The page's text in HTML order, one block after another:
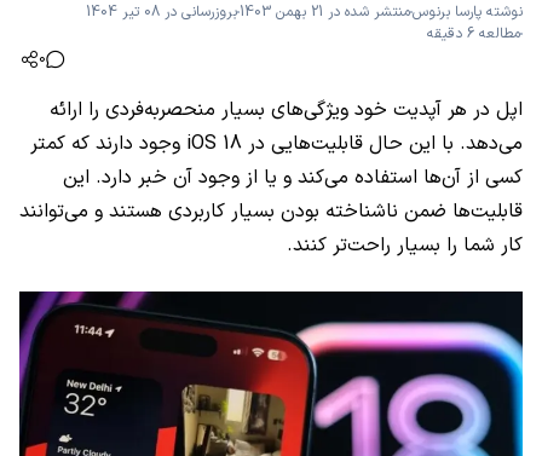
نوشته پارسا برنوسمنتشر شده در 21 بهمن 1403
بروزرسانی در 08 تیر 1404
مطالعه 6 دقیقه
0
اپل در هر آپدیت خود ویژگی‌های بسیار منحصربه‌فردی را ارائه
می‌دهد. با این حال قابلیت‌هایی در iOS 18 وجود دارند که کمتر
کسی از آن‌ها استفاده می‌کند و یا از وجود آن خبر دارد. این
قابلیت‌ها ضمن ناشناخته بودن بسیار کاربردی هستند و می‌توانند
کار شما را بسیار راحت‌تر کنند.